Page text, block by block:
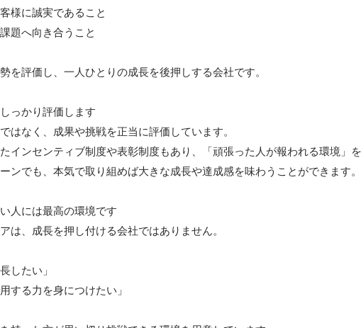
様に誠実であること
題へ向き合うこと
を評価し、一人ひとりの成長を後押しする会社です。
っかり評価します
はなく、成果や挑戦を正当に評価しています。
インセンティブ制度や表彰制度もあり、「頑張った人が報われる環境」を
ンでも、本気で取り組めば大きな成長や達成感を味わうことができます。
人には最高の環境です
は、成長を押し付ける会社ではありません。
したい」
する力を身につけたい」